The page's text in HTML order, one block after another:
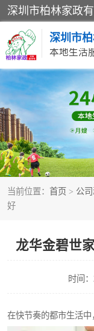
深圳市
本地生活
当前位置： 首页 > 公
好
龙华金碧世
时间
在快节奏的都市生活中
家居保洁
家庭保姆